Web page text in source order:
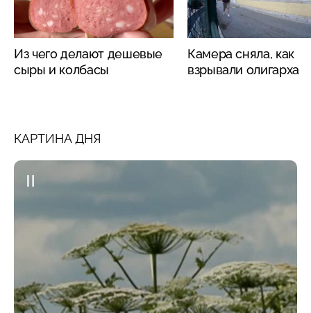
Из чего делают дешевые
сыры и колбасы
Камера сняла, как
взрывали олигарха
КАРТИНА ДНЯ